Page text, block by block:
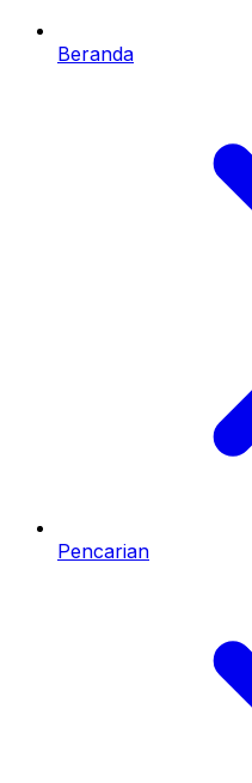
Beranda
Pencarian